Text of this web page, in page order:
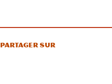
Partager sur